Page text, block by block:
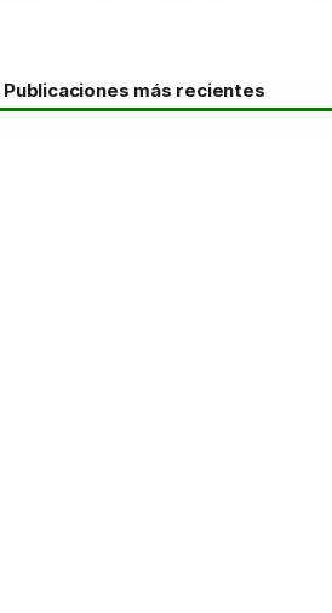
Publicaciones más recientes